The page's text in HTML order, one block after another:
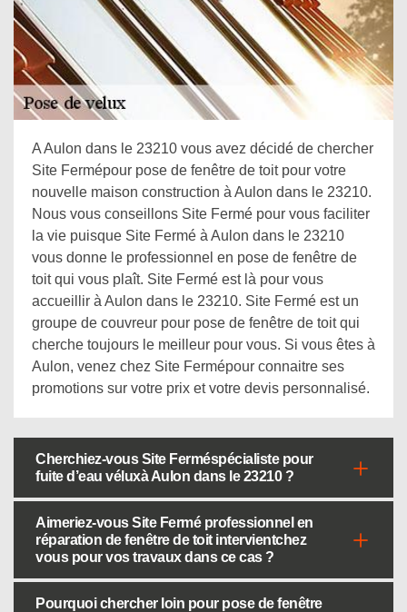
A Aulon dans le 23210 vous avez décidé de chercher
Site Fermépour pose de fenêtre de toit pour votre
nouvelle maison construction à Aulon dans le 23210.
Nous vous conseillons Site Fermé pour vous faciliter
la vie puisque Site Fermé à Aulon dans le 23210
vous donne le professionnel en pose de fenêtre de
toit qui vous plaît. Site Fermé est là pour vous
accueillir à Aulon dans le 23210. Site Fermé est un
groupe de couvreur pour pose de fenêtre de toit qui
cherche toujours le meilleur pour vous. Si vous êtes à
Aulon, venez chez Site Fermépour connaitre ses
promotions sur votre prix et votre devis personnalisé.
Cherchiez-vous Site Ferméspécialiste pour
fuite d’eau véluxà Aulon dans le 23210 ?
Aimeriez-vous Site Fermé professionnel en
réparation de fenêtre de toit intervientchez
vous pour vos travaux dans ce cas ?
Pourquoi chercher loin pour pose de fenêtre